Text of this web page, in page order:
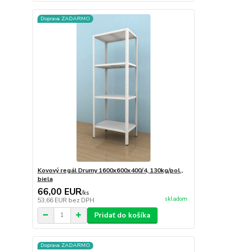
Doprava ZADARMO
Kovový regál Drumy 1600x600x400/4, 130kg/pol.,
biela
66,00 EUR/ks
53,66 EUR bez DPH skladom
Pridať do košíka
Doprava ZADARMO